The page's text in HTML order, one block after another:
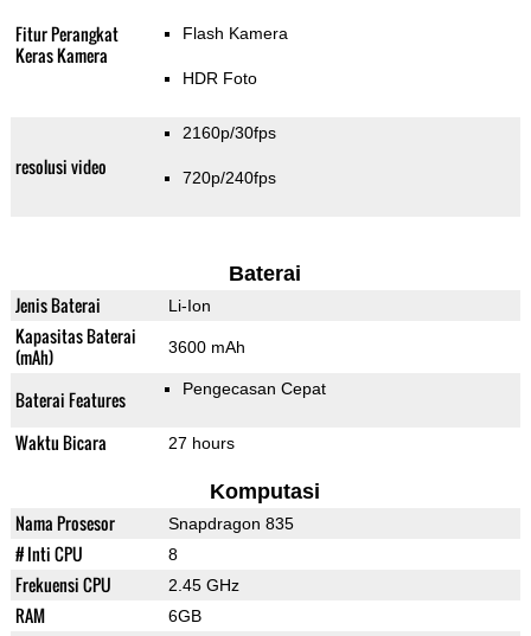
Fitur Perangkat
Keras Kamera
Flash Kamera
HDR Foto
resolusi video
2160p/30fps
720p/240fps
Baterai
Jenis Baterai Li-Ion
Kapasitas Baterai
(mAh)
3600 mAh
Baterai Features Pengecasan Cepat
Waktu Bicara 27 hours
Komputasi
Nama Prosesor Snapdragon 835
# Inti CPU 8
Frekuensi CPU 2.45 GHz
RAM 6GB